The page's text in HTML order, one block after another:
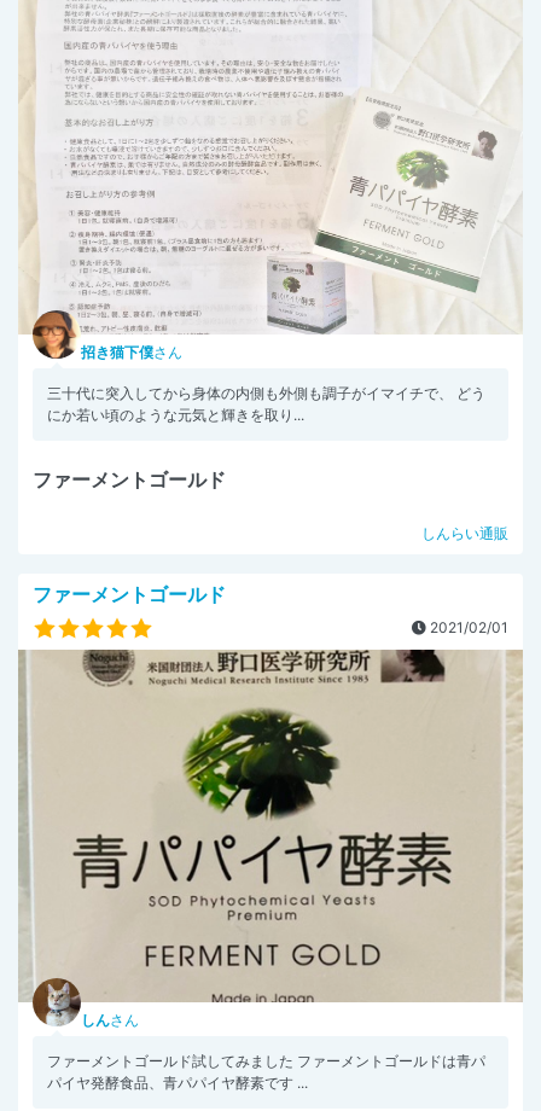
招き猫下僕さん
三十代に突入してから身体の内側も外側も調子がイマイチで、 どう
にか若い頃のような元気と輝きを取り...
ファーメントゴールド
しんらい通販
ファーメントゴールド
2021/02/01
しんさん
ファーメントゴールド試してみました ファーメントゴールドは青パ
パイヤ発酵食品、青パパイヤ酵素です ...